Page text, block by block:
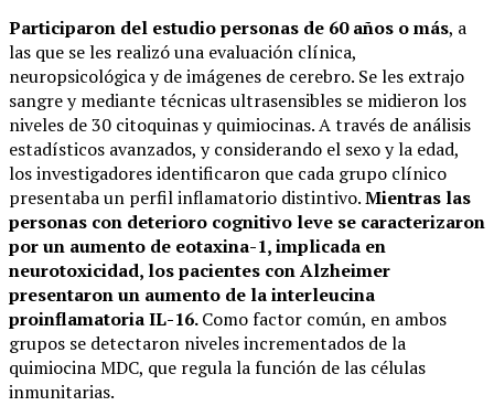
Participaron del estudio personas de 60 años o más, a
las que se les realizó una evaluación clínica,
neuropsicológica y de imágenes de cerebro. Se les extrajo
sangre y mediante técnicas ultrasensibles se midieron los
niveles de 30 citoquinas y quimiocinas. A través de análisis
estadísticos avanzados, y considerando el sexo y la edad,
los investigadores identificaron que cada grupo clínico
presentaba un perfil inflamatorio distintivo.Mientras las
personas con deterioro cognitivo leve se caracterizaron
por un aumento de eotaxina-1, implicada en
neurotoxicidad, los pacientes con Alzheimer
presentaron un aumento de la interleucina
proinflamatoria IL-16.Como factor común, en ambos
grupos se detectaron niveles incrementados de la
quimiocina MDC, que regula la función de las células
inmunitarias.